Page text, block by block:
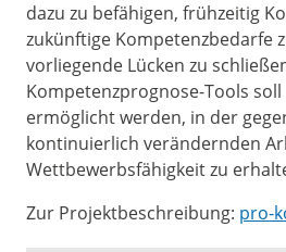
dazu zu befähigen, frühzeitig
zukünftige Kompetenzbedarfe
vorliegende Lücken zu
Kompetenzprognose-Tools soll
ermöglicht werden, in der
kontinuierlich verändernden
Wettbewerbsfähigkeit zu
Zur Projektbeschreibung: pro-